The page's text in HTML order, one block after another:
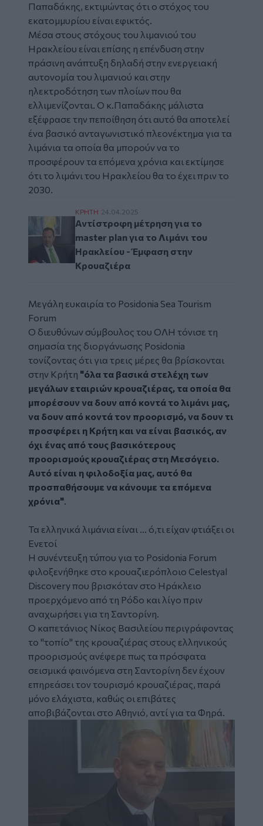
Παπαδάκης, εκτιμώντας ότι ο στόχος του
εκατομμυρίου είναι εφικτός.
Μέσα στους στόχους του λιμανιού του
Ηρακλείου είναι επίσης η επένδυση στην
πράσινη ανάπτυξη δηλαδή στην ενεργειακή
αυτονομία του λιμανιού και στην
ηλεκτροδότηση των πλοίων που θα
ελλιμενίζονται. Ο κ.Παπαδάκης μάλιστα
εξέφρασε την πεποίθηση ότι αυτό θα αποτελεί
ένα βασικό ανταγωνιστικό πλεονέκτημα για τα
λιμάνια τα οποία θα μπορούν να το
προσφέρουν τα επόμενα χρόνια και εκτίμησε
ότι το λιμάνι του Ηρακλείου θα το έχει πριν το
2030.
Αντίστροφη μέτρηση για το master plan
ΚΡΗΤΗ 24.04.2025
Αντίστροφη μέτρηση για το
master plan για το Λιμάνι του
Ηρακλείου - Έμφαση στην
Κρουαζιέρα
Μεγάλη ευκαιρία το Posidonia Sea Tourism
Forum
Ο διευθύνων σύμβουλος του ΟΛΗ τόνισε τη
σημασία της διοργάνωσης Posidonia
τονίζοντας ότι για τρεις μέρες θα βρίσκονται
στην Κρήτη "όλα τα βασικά στελέχη των
μεγάλων εταιριών κρουαζιέρας, τα οποία θα
μπορέσουν να δουν από κοντά το λιμάνι μας,
να δουν από κοντά τον προορισμό, να δουν τι
προσφέρει η Κρήτη και να είναι βασικός, αν
όχι ένας από τους βασικότερους
προορισμούς κρουαζιέρας στη Μεσόγειο.
Αυτό είναι η φιλοδοξία μας, αυτό θα
προσπαθήσουμε να κάνουμε τα επόμενα
χρόνια".
Τα ελληνικά λιμάνια είναι ... ό,τι είχαν φτιάξει οι
Ενετοί
Η συνέντευξη τύπου για το Posidonia Forum
φιλοξενήθηκε στο κρουαζιερόπλοιο Celestyal
Discovery που βρισκόταν στο Ηράκλειο
προερχόμενο από τη Ρόδο και λίγο πριν
αναχωρήσει για τη Σαντορίνη.
Ο καπετάνιος Νίκος Βασιλείου περιγράφοντας
το "τοπίο" της κρουαζιέρας στους ελληνικούς
προορισμούς ανέφερε πως τα πρόσφατα
σεισμικά φαινόμενα στη Σαντορίνη δεν έχουν
επηρεάσει τον τουρισμό κρουαζιέρας, παρά
μόνο ελάχιστα, καθώς οι επιβάτες
αποβιβάζονται στο Αθηνιό, αντί για τα Φηρά.